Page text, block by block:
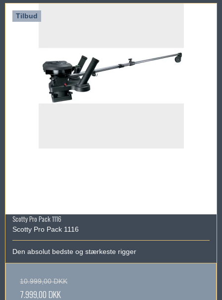
Tilbud
Scotty Pro Pack 1116
Scotty Pro Pack 1116
Den absolut bedste og stærkeste rigger
10.999,00 DKK
7.999,00 DKK